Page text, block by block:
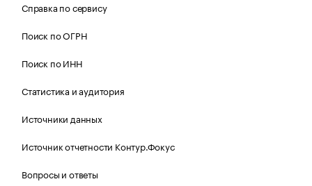
Справка по сервису
Поиск по ОГРН
Поиск по ИНН
Статистика и аудитория
Источники данных
Источник отчетности Контур.Фокус
Вопросы и ответы